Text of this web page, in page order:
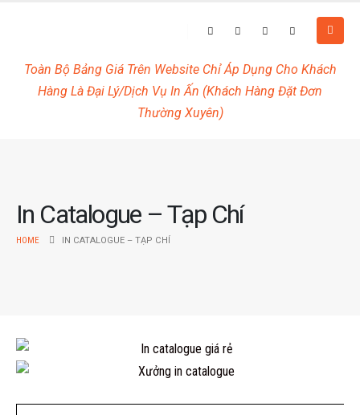
Toàn Bộ Bảng Giá Trên Website Chỉ Áp Dụng Cho Khách
Hàng Là Đại Lý/Dịch Vụ In Ấn (Khách Hàng Đặt Đơn
Thường Xuyên)
In Catalogue – Tạp Chí
HOME IN CATALOGUE – TẠP CHÍ